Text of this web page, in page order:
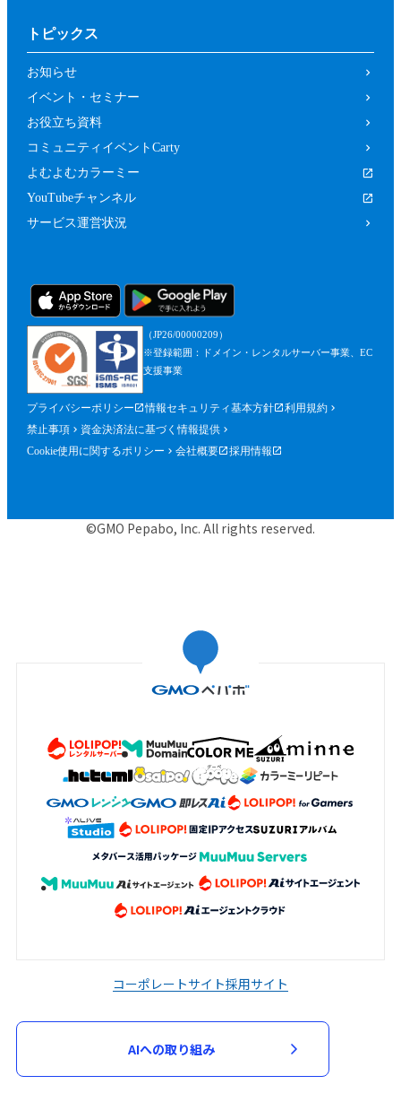
て、法定代理人、後見人､保佐人又は補
カラーミーショップ利用規約、又は当社
の運営するサービスの利用規約に違反し
ている方又は違反するおそれがあると当
社が判断した方
前２項のため、当社は、参加者（参加の申
し込みをした者を含みます。）に対し、当
確認するための情報（法定代理人の連絡先
を含みます。）が確認できるものを含むが
これに限られません。）の提出を求めるこ
とができるものとし、参加者はこれに従う
ものとします。
第５条（参加申込）
参加申込は、当社が提供する申込専用ペー
当社は、前項に基づく参加申込について承
トの参加に関する契約（以下「参加契約」
といいます。）が成立するものとします。
当社は、申込者に対し、第１項に基づく参
合、当該審査のため必要な資料の提出を求
める場合があります。申込者は、当社から
資料の提出を求められた場合には、速やか
に指定された資料を提出するものとしま
加申込を承諾せず又は参加契約を取り消す
ことができるものとします。
偽、不正確又は誤りがあった場合
するサービスの利用停止等の処分を受け
ている場合
第３項に基づく資料の提出がない場合
トピックス
お知らせ
イベント・セミナー
お役立ち資料
コミュニティイベントCarty
よむよむカラーミー
YouTubeチャンネル
サービス運営状況
（JP26/00000209）
※登録範囲：ドメイン・レンタルサーバー事業、EC
支援事業
プライバシーポリシー 情報セキュリティ基本方針
利用規約
禁止事項
資金決済法に基づく情報提供
Cookie使用に関するポリシー
会社概要 採用情報
©GMO Pepabo, Inc. All rights reserved.
コーポレートサイト採用サイト
AIへの取り組み